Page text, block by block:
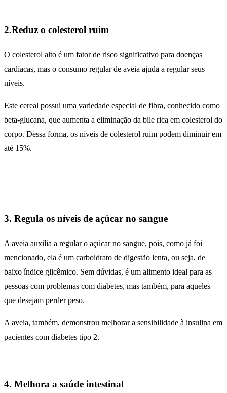
2.Reduz o colesterol ruim
O colesterol alto é um fator de risco significativo para doenças
cardíacas, mas o consumo regular de aveia ajuda a regular seus
níveis.
Este cereal possui uma variedade especial de fibra, conhecido como
beta-glucana, que aumenta a eliminação da bile rica em colesterol do
corpo. Dessa forma, os níveis de colesterol ruim podem diminuir em
até 15%.
3. Regula os níveis de açúcar no sangue
A aveia auxilia a regular o açúcar no sangue, pois, como já foi
mencionado, ela é um carboidrato de digestão lenta, ou seja, de
baixo índice glicêmico. Sem dúvidas, é um alimento ideal para as
pessoas com problemas com diabetes, mas também, para aqueles
que desejam perder peso.
A aveia, também, demonstrou melhorar a sensibilidade à insulina em
pacientes com diabetes tipo 2.
4. Melhora a saúde intestinal